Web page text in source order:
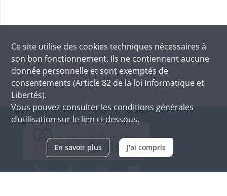
Ce site utilise des cookies techniques nécessaires à
son bon fonctionnement. Ils ne contiennent aucune
donnée personnelle et sont exemptés de
consentements (Article 82 de la loi Informatique et
Libertés).
Vous pouvez consulter les conditions générales
d’utilisation sur le lien ci-dessous.
En savoir plus J'ai compris